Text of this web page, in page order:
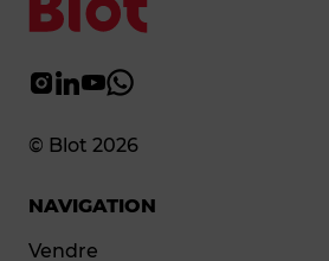
© Blot 2026
NAVIGATION
Vendre